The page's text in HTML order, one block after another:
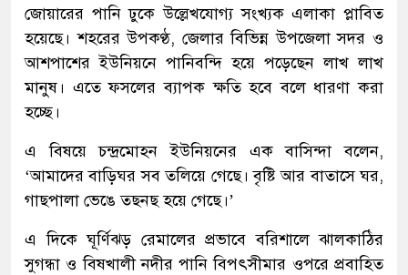
জোয়ারের পানি ঢুকে উল্লেখযোগ্য সংখ্যক এলাকা প্লাবিত
হয়েছে। শহরের উপকণ্ঠ, জেলার বিভিন্ন উপজেলা সদর ও
আশপাশের ইউনিয়নে পানিবন্দি হয়ে পড়েছেন লাখ লাখ
মানুষ। এতে ফসলের ব্যাপক ক্ষতি হবে বলে ধারণা করা
হচ্ছে।
এ বিষয়ে চন্দ্রমোহন ইউনিয়নের এক বাসিন্দা বলেন,
‘আমাদের বাড়িঘর সব তলিয়ে গেছে। বৃষ্টি আর বাতাসে ঘর,
গাছপালা ভেঙে তছনছ হয়ে গেছে।’
এ দিকে ঘূর্ণিঝড় রেমালের প্রভাবে বরিশালে ঝালকাঠির
সুগন্ধা ও বিষখালী নদীর পানি বিপৎসীমার ওপরে প্রবাহিত